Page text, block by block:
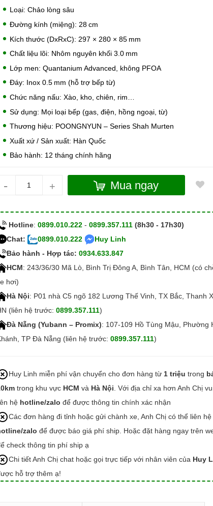
Loại: Chảo lòng sâu
Đường kính (miệng): 28 cm
Kích thước (DxRxC): 297 × 280 × 85 mm
Chất liệu lõi: Nhôm nguyên khối 3.0 mm
Lớp men: Quantanium Advanced, không PFOA
Đáy: Inox 0.5 mm (hỗ trợ bếp từ)
Chức năng nấu: Xào, kho, chiên, rim…
Sử dụng: Mọi loại bếp (gas, điện, hồng ngoại, từ)
Thương hiệu: POONGNYUN – Series Shah Murten
Xuất xứ / Sản xuất: Hàn Quốc
Bảo hành: 12 tháng chính hãng
- + Mua ngay
Hotline: 0899.010.222- 0899.357.111 (8h30 - 17h30)
Chat:
0899.010.222
Huy Linh
Bảo hành - Hợp tác: 0934.633.847
HCM: 243/36/30 Mã Lò, Bình Trị Đông A, Bình Tân, HCM (có
hơi)
Hà Nội: P01 nhà C5 ngõ 182 Lương Thế Vinh, TX Bắc, Thanh
(liên hệ trước: 0899.357.111)
Đà Nẵng (Yubann – Promix): 107-109 Hồ Tùng Mậu, Phường
TP Đà Nẵng (liên hệ trước: 0899.357.111)
Huy Linh miễn phí vận chuyển cho đơn hàng từ 1 triệu trong
trong khu vực HCM và Hà Nội . Với địa chỉ xa hơn Anh Chị
hệ hotline/zalo để được thông tin chính xác nhận
Các đơn hàng đi tỉnh hoặc gửi chành xe, Anh Chị có thể liên hệ
zalo để được báo giá phí ship. Hoặc đặt hàng ngay trên
check thông tin phí ship ạ
Chi tiết Anh Chị chat hoặc gọi trực tiếp với nhân viên của Huy
hỗ trợ thêm ạ!